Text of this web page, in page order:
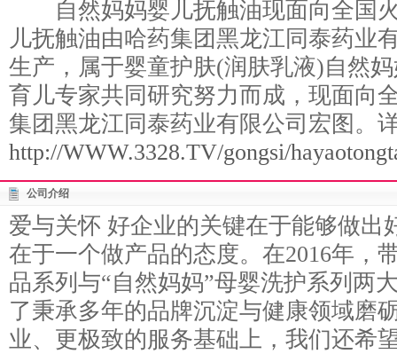
自然妈妈婴儿抚触油现面向全国
儿抚触油由哈药集团黑龙江同泰药业
生产，属于婴童护肤(润肤乳液)自然
育儿专家共同研究努力而成，现面向
集团黑龙江同泰药业有限公司宏图。
http://WWW.3328.TV/gongsi/
公司介绍
爱与关怀 好企业的关键在于能够做出
在于一个做产品的态度。在2016年，
品系列与“自然妈妈”母婴洗护系列两
了秉承多年的品牌沉淀与健康领域磨
业、更极致的服务基础上，我们还希